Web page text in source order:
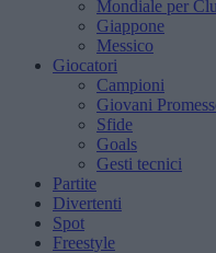
Mondiale per
Giappone
Messico
Giocatori
Campioni
Giovani
Sfide
Goals
Gesti tecnici
Partite
Divertenti
Spot
Freestyle